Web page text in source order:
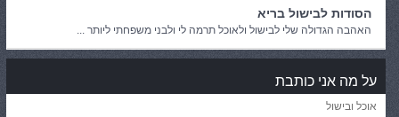
הסודות לבישול בריא
האהבה הגדולה שלי לבישול ולאוכל תרמה לי ולבני משפחתי ליותר ...
על מה אני כותבת
אוכל ובישול